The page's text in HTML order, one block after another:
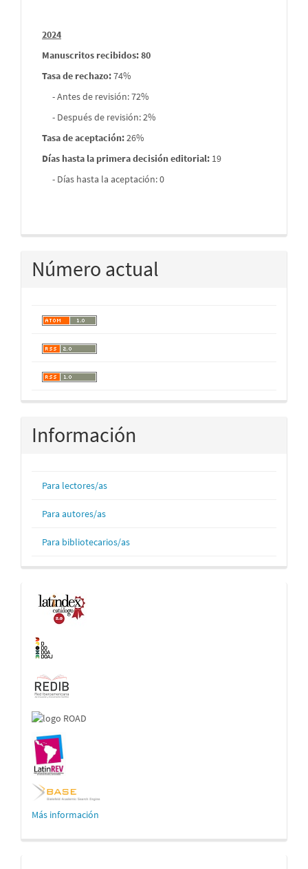
2024
Manuscritos recibidos: 80
Tasa de rechazo:74%
- Antes de revisión: 72%
- Después de revisión: 2%
Tasa de aceptación:26%
Días hasta la primera decisión editorial: 19
- Días hasta la aceptación: 0
Número actual
Información
Para lectores/as
Para autores/as
Para bibliotecarios/as
Indexaciones
Más información